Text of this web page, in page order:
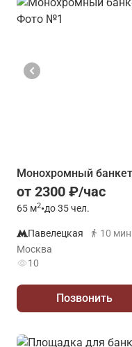
Монохромный
от 2300 ₽/час
65 м2•до 35 чел.
Павелецкая
10 мин
Москва
10
Позвонить